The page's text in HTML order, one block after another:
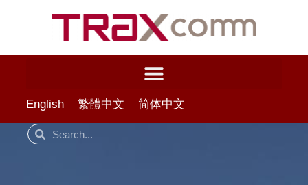
English 繁體中文 简体中文